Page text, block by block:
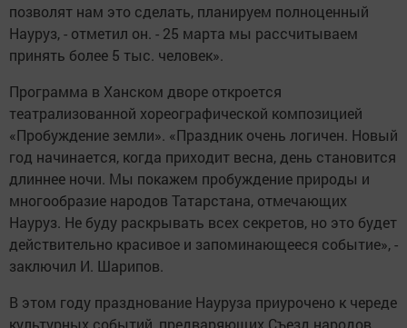
позволят нам это сделать, планируем полноценный
Науруз, - отметил он. - 25 марта мы рассчитываем
принять более 5 тыс. человек».
Программа в Ханском дворе откроется
театрализованной хореографической композицией
«Пробуждение земли». «Праздник очень логичен. Новый
год начинается, когда приходит весна, день становится
длиннее ночи. Мы покажем пробуждение природы и
многообразие народов Татарстана, отмечающих
Науруз. Не буду раскрывать всех секретов, но это будет
действительно красивое и запоминающееся событие», -
заключил И. Шарипов.
В этом году празднование Науруза приурочено к череде
культурных событий, предваряющих Съезд народов